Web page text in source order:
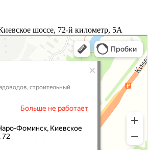
шоссе, 72-й километр, 5А